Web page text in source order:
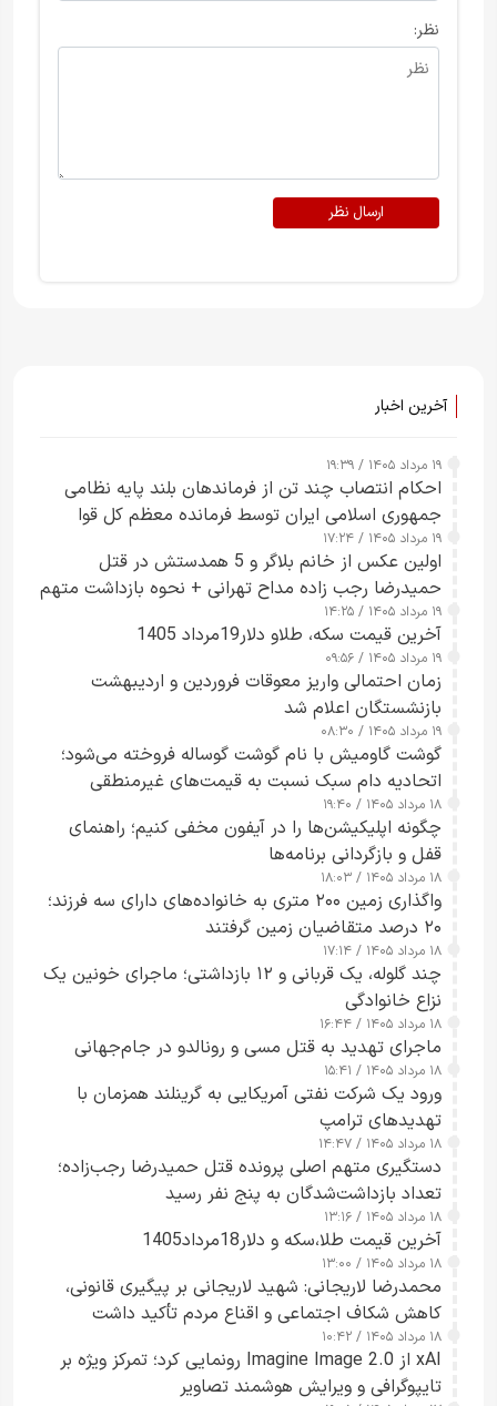
نظر:
ارسال نظر
آخرین اخبار
۱۹ مرداد ۱۴۰۵ / ۱۹:۳۹
احکام انتصاب چند تن از فرماندهان بلند پایه نظامی
جمهوری اسلامی ایران توسط فرمانده معظم کل قوا
صادر شد
۱۹ مرداد ۱۴۰۵ / ۱۷:۲۴
اولین عکس از خانم بلاگر و 5 همدستش در قتل
حمیدرضا رجب زاده مداح تهرانی + نحوه بازداشت متهم
زن قبل از ترک ایران
۱۹ مرداد ۱۴۰۵ / ۱۴:۲۵
آخرین قیمت سکه، طلاو دلار19مرداد 1405
۱۹ مرداد ۱۴۰۵ / ۰۹:۵۶
زمان احتمالی واریز معوقات فروردین و اردیبهشت
بازنشستگان اعلام شد
۱۹ مرداد ۱۴۰۵ / ۰۸:۳۰
گوشت گاومیش با نام گوشت گوساله فروخته می‌شود؛
اتحادیه دام سبک نسبت به قیمت‌های غیرمنطقی
هشدار داد
۱۸ مرداد ۱۴۰۵ / ۱۹:۴۰
چگونه اپلیکیشن‌ها را در آیفون مخفی کنیم؛ راهنمای
قفل و بازگردانی برنامه‌ها
۱۸ مرداد ۱۴۰۵ / ۱۸:۰۳
واگذاری زمین ۲۰۰ متری به خانواده‌های دارای سه فرزند؛
۲۰ درصد متقاضیان زمین گرفتند
۱۸ مرداد ۱۴۰۵ / ۱۷:۱۴
چند گلوله، یک قربانی و ۱۲ بازداشتی؛ ماجرای خونین یک
نزاع خانوادگی
۱۸ مرداد ۱۴۰۵ / ۱۶:۴۴
ماجرای تهدید به قتل مسی و رونالدو در جام‌جهانی
۱۸ مرداد ۱۴۰۵ / ۱۵:۴۱
ورود یک شرکت نفتی آمریکایی به گرینلند همزمان با
تهدیدهای ترامپ
۱۸ مرداد ۱۴۰۵ / ۱۴:۴۷
دستگیری متهم اصلی پرونده قتل حمیدرضا رجب‌زاده؛
تعداد بازداشت‌شدگان به پنج نفر رسید
۱۸ مرداد ۱۴۰۵ / ۱۳:۱۶
آخرین قیمت طلا،سکه و دلار18مرداد1405
۱۸ مرداد ۱۴۰۵ / ۱۳:۰۰
محمدرضا لاریجانی: شهید لاریجانی بر پیگیری قانونی،
کاهش شکاف اجتماعی و اقناع مردم تأکید داشت
۱۸ مرداد ۱۴۰۵ / ۱۰:۴۲
xAI از Imagine Image 2.0 رونمایی کرد؛ تمرکز ویژه بر
تایپوگرافی و ویرایش هوشمند تصاویر